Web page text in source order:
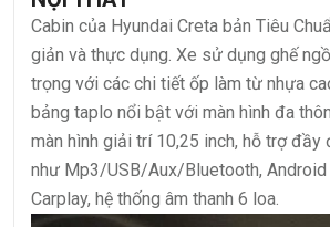
Cabin của Hyundai Creta bản Tiêu
giản và thực dụng. Xe sử dụng ghế
trọng với các chi tiết ốp làm từ nhựa
bảng taplo nổi bật với màn hình đa
màn hình giải trí 10,25 inch, hỗ trợ đầy
như Mp3/USB/Aux/Bluetooth, Android
Carplay, hệ thống âm thanh 6 loa.